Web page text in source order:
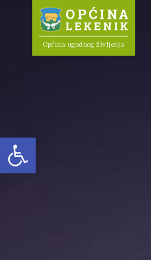
Open toolbar
Općina ugodnog življenja